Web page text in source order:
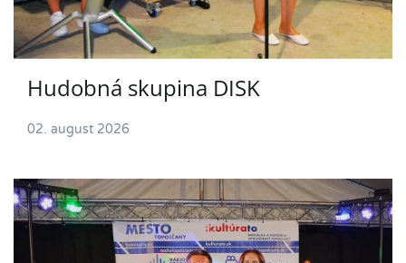
Hudobná skupina DISK
02. august 2026